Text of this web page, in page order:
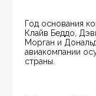
Год основания
Клайв Беддо,
Морган и
авиакомпании
страны.